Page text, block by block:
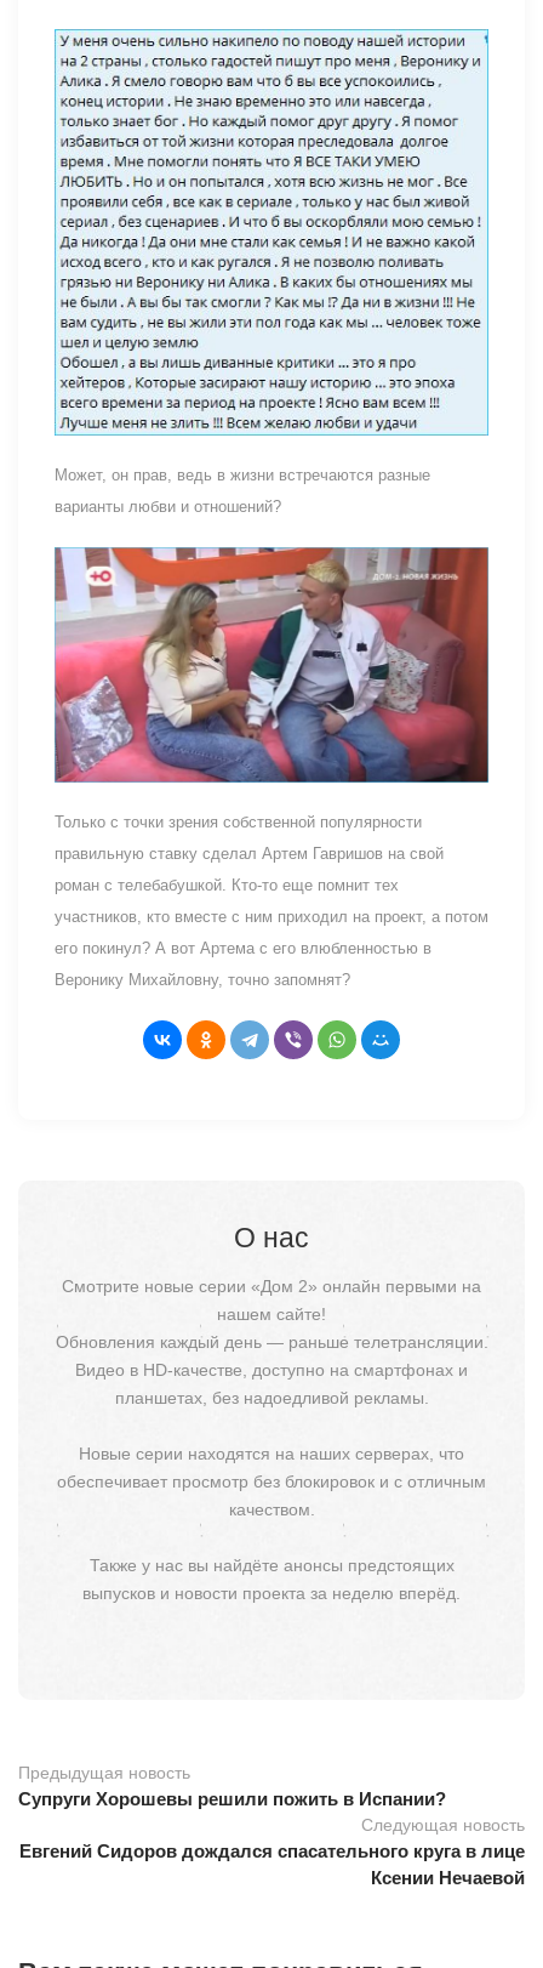
Может, он прав, ведь в жизни встречаются разные
варианты любви и отношений?
Только с точки зрения собственной популярности
правильную ставку сделал Артем Гавришов на свой
роман с телебабушкой. Кто-то еще помнит тех
участников, кто вместе с ним приходил на проект, а потом
его покинул? А вот Артема с его влюбленностью в
Веронику Михайловну, точно запомнят?
О нас
Смотрите новые серии «Дом 2» онлайн первыми на
нашем сайте!
Обновления каждый день — раньше телетрансляции.
Видео в HD-качестве, доступно на смартфонах и
планшетах, без надоедливой рекламы.
Новые серии находятся на наших серверах, что
обеспечивает просмотр без блокировок и с отличным
качеством.
Также у нас вы найдёте анонсы предстоящих
выпусков и новости проекта за неделю вперёд.
Предыдущая новость
Супруги Хорошевы решили пожить в Испании?
Следующая новость
Евгений Сидоров дождался спасательного круга в лице
Ксении Нечаевой